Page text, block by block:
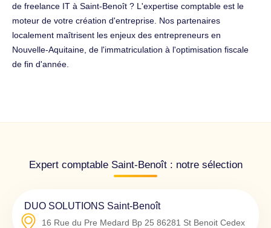
de freelance IT à Saint-Benoît ? L'expertise comptable est le
moteur de votre création d'entreprise. Nos partenaires
localement maîtrisent les enjeux des entrepreneurs en
Nouvelle-Aquitaine, de l'immatriculation à l'optimisation fiscale
de fin d'année.
Expert comptable Saint-Benoît : notre sélection
DUO SOLUTIONS Saint-Benoît
16 Rue du Pre Medard Bp 25 86281 St Benoit Cedex